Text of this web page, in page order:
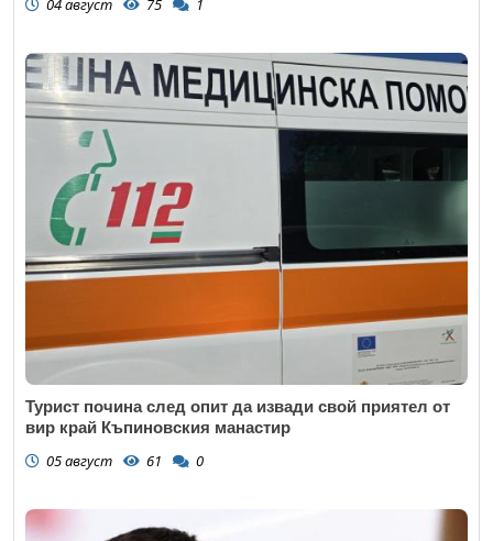
04 август 75 1
Турист почина след опит да извади свой приятел от
вир край Къпиновския манастир
05 август 61 0